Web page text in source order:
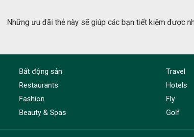
Những ưu đãi thẻ này sẽ giúp các bạn tiết kiệm được
Bất động sản
Restaurants
Fashion
Beauty & Spas
Travel
Hotels
Fly
Golf